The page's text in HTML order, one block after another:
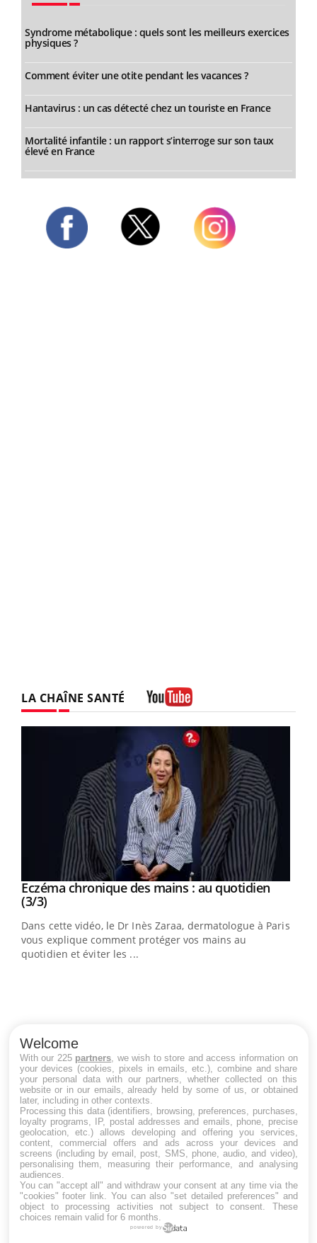
Syndrome métabolique : quels sont les meilleurs exercices
physiques ?
Comment éviter une otite pendant les vacances ?
Hantavirus : un cas détecté chez un touriste en France
Mortalité infantile : un rapport s’interroge sur son taux
élevé en France
LA CHAÎNE SANTÉ
Youtube
Eczéma chronique des mains : au quotidien
(3/3)Youtube
Dans cette vidéo, le Dr Inès Zaraa, dermatologue à Paris,
vous explique comment protéger vos mains au
quotidien et éviter les ...
Youtube
Eczéma chronique des mains : les symptômes
(2/3)Youtube
Une plaque rouge qui gratte, une peau sèche qui tiraille,
une démangeaison persistante… Et si ce n'était pas juste
une irritation ...
Hypotension orthostatique : quand la
pression artérielle chute au lever
Drépanocytose : une déformation des
globules rouges aux conséquences
graves
Maladie de Charcot (Sclérose latérale
amyotrophique)
Welcome
With our 225 partners , we wish to store and access information on
your devices (cookies, pixels in emails, etc.), combine and share
your personal data with our partners, whether collected on this
website or in our emails, already held by some of us, or obtained
later, including in other contexts.
Processing this data (identifiers, browsing, preferences, purchases,
loyalty programs, IP, postal addresses and emails, phone, precise
geolocation, etc.) allows developing and offering you services,
content, commercial offers and ads across your devices and
screens (including by email, post, SMS, phone, audio, and video),
personalising them, measuring their performance, and analysing
audiences.
You can "accept all" and withdraw your consent at any time via the
"cookies" footer link . You can also "set detailed preferences" and
object to processing activities not subject to consent. These
choices remain valid for 6 months.
powered by